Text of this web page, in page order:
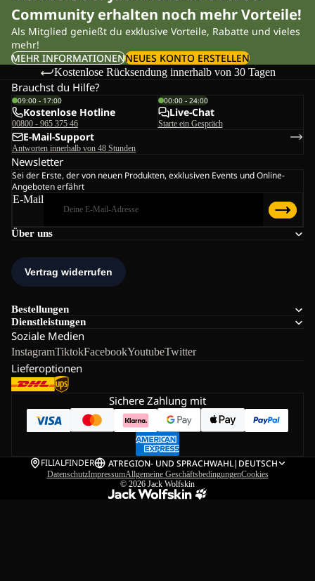
Community erhalten noch mehr Vorteile!
Als Mitglied genießt du exklusive Vorteile, Rabatte und vieles
mehr!
MEHR INFORMATIONENNEUES KONTO ERSTELLEN
Kostenlose Rücksendung innerhalb von 30 Tagen
Über uns
Bestellungen
Dienstleistungen
Soziale Medien
InstagramTiktokFacebookYoutubeTwitter
Lieferoptionen
Brauchst du Hilfe?
09:00 - 17:00
Kostenlose Hotline
00800 - 965 375 46
00:00 - 24:00
Live-Chat
Starte ein Gespräch
E-Mail-Support
Antworten innerhalb von 48 Stunden
Newsletter
Sei der Erste, der von neuen Produkten, exklusiven Events und Online-
Angeboten erfährt
E-Mail
Sichere Zahlung mit
FILIALFINDER ATREGION- UND SPRACHWAHL| DEUTSCH
DatenschutzImpressumAllgemeine GeschäftsbedingungenCookies
© 2026 Jack Wolfskin